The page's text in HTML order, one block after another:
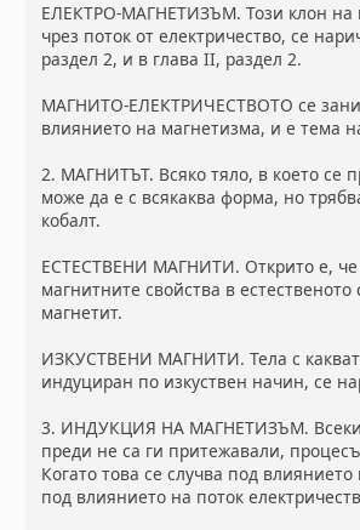
ЕЛЕКТРО-МАГНЕТИЗЪМ. Този клон на
чрез поток от електричество, се
раздел 2, и в глава II, раздел 2.
МАГНИТО-ЕЛЕКТРИЧЕСТВОТО се
влиянието на магнетизма, и е тема
2. МАГНИТЪТ. Всяко тяло, в което се
може да е с всякаква форма, но
кобалт.
ЕСТЕСТВЕНИ МАГНИТИ. Открито е, че
магнитните свойства в
магнетит.
ИЗКУСТВЕНИ МАГНИТИ. Тела с
индуциран по изкуствен начин, се
3. ИНДУКЦИЯ НА МАГНЕТИЗЪМ. Всеки
преди не са ги притежавали,
Когато това се случва под
под влиянието на поток